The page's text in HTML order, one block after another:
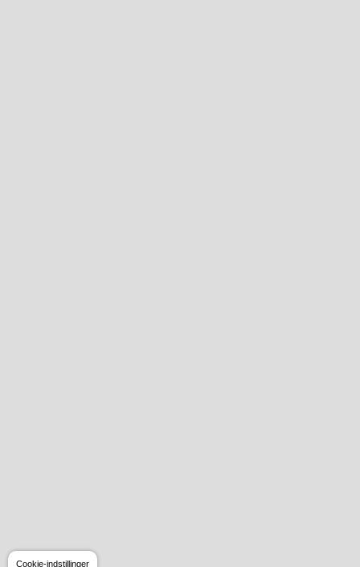
Cookie-indstillinger